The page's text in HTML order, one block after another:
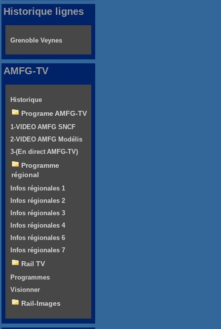
Historique lignes
Grenoble Veynes
AMFG-TV
Historique
Programe AMFG-TV
1-VIDEO AMFG SNCF
2-VIDEO AMFG Modélis
3-(En direct AMFG-TV)
Programme
régional
Infos régionales 1
Infos régionales 2
Infos régionales 3
Infos régionales 4
Infos régionales 6
Infos régionales 7
Rail TV
Programmes
Visionner
Rail-Images